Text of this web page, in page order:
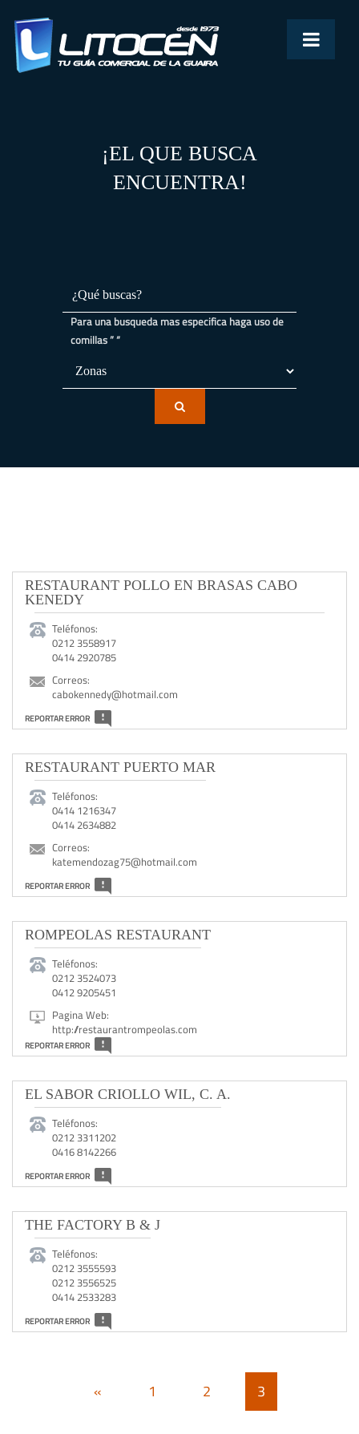
¡EL QUE BUSCA
ENCUENTRA!
Para una busqueda mas especifica haga uso de
comillas ” “
RESTAURANT POLLO EN BRASAS CABO
KENEDY
Teléfonos:
0212 3558917
0414 2920785
Correos:
cabokennedy@hotmail.com
REPORTAR ERROR
RESTAURANT PUERTO MAR
Teléfonos:
0414 1216347
0414 2634882
Correos:
katemendozag75@hotmail.com
REPORTAR ERROR
ROMPEOLAS RESTAURANT
Teléfonos:
0212 3524073
0412 9205451
Pagina Web:
http://restaurantrompeolas.com
REPORTAR ERROR
EL SABOR CRIOLLO WIL, C. A.
Teléfonos:
0212 3311202
0416 8142266
REPORTAR ERROR
THE FACTORY B & J
Teléfonos:
0212 3555593
0212 3556525
0414 2533283
REPORTAR ERROR
« 1 2 3